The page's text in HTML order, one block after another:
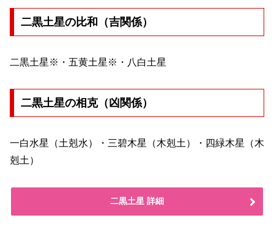
二黒土星の比和（吉関係）
二黒土星※・五黄土星※・八白土星
二黒土星の相克（凶関係）
一白水星（土剋水）・三碧木星（木剋土）・四緑木星（木
剋土）
二黒土星 詳細